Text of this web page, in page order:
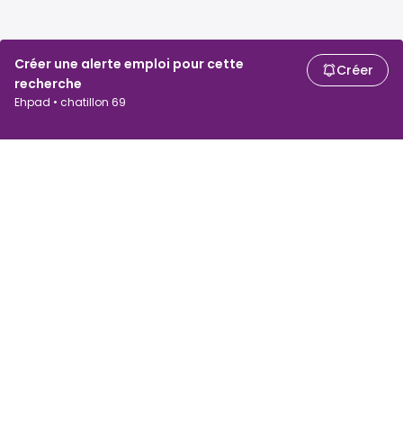
Créer une alerte emploi pour cette
recherche
Ehpad • chatillon 69
Créer